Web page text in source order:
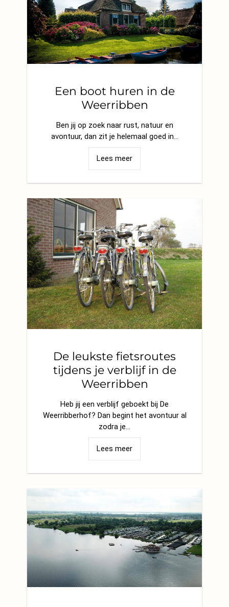
Een boot huren in de
Weerribben
Ben jij op zoek naar rust, natuur en
avontuur, dan zit je helemaal goed in…
Lees meer
De leukste fietsroutes
tijdens je verblijf in de
Weerribben
Heb jij een verblijf geboekt bij De
Weerribberhof? Dan begint het avontuur al
zodra je…
Lees meer